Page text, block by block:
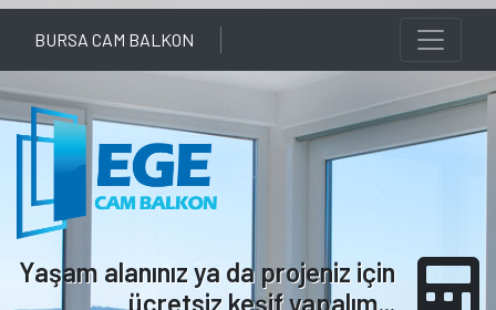
BURSA CAM BALKON
Yaşam alanınız ya da projeniz için
ücretsiz keşif yapalım...